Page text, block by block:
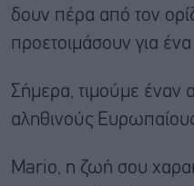
δουν πέρα από τον
προετοιμάσουν για
Σήμερα, τιμούμε έναν
αληθινούς
Mario, η ζωή σου